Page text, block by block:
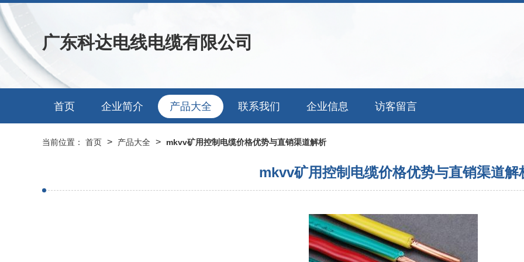
广东科达电线电缆有限公司
首页 企业简介 产品大全 联系我们 企业信息 访客留言
当前位置： 首页 > 产品大全 > mkvv矿用控制电缆价格优势与直销渠道解析
mkvv矿用控制电缆价格优势与直销渠道解